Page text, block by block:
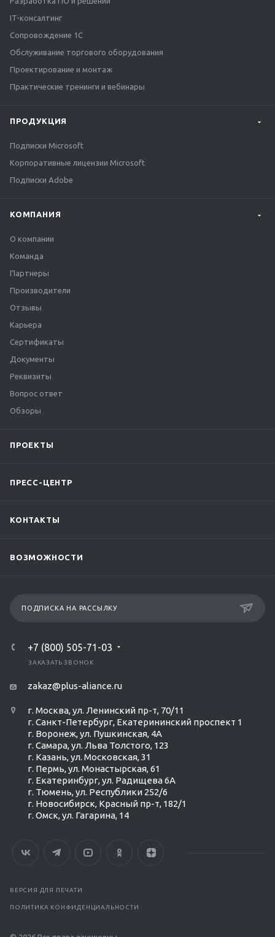
IT-консалтинг
Сопровождение 1С
Обслуживание торгового оборудования
Проектирование и монтаж
Практические тренинги и вебинары
ПРОДУКЦИЯ
Подписки Microsoft
Корпоративные лицензии Microsoft
Подписки Adobe
КОМПАНИЯ
О компании
Команда
Партнеры
Производители
Отзывы
Карьера
Сертификаты
Документы
Реквизиты
Вопрос ответ
Обзоры
ПРОЕКТЫ
ПРЕСС-ЦЕНТР
КОНТАКТЫ
ВОЗМОЖНОСТИ
ПОДПИСКА НА РАССЫЛКУ
+7 (800) 505-71-03
ЗАКАЗАТЬ ЗВОНОК
zakaz@plus-aliance.ru
г. Москва, ул. Ленинский пр-т, 70/11
г. Санкт-Петербург, Екатерининский проспект 1
г. Воронеж, ул. Пушкинская, 4А
г. Самара, ул. Льва Толстого, 123
г. Казань, ул. Московская, 31
г. Пермь, ул. Монастырская, 61
г. Екатеринбург, ул. Радищева 6А
г. Тюмень, ул. Республики 252/6
г. Новосибирск, Красный пр-т, 182/1
г. Омск, ул. ​Гагарина, 14
ВЕРСИЯ ДЛЯ ПЕЧАТИ
ПОЛИТИКА КОНФИДЕНЦИАЛЬНОСТИ